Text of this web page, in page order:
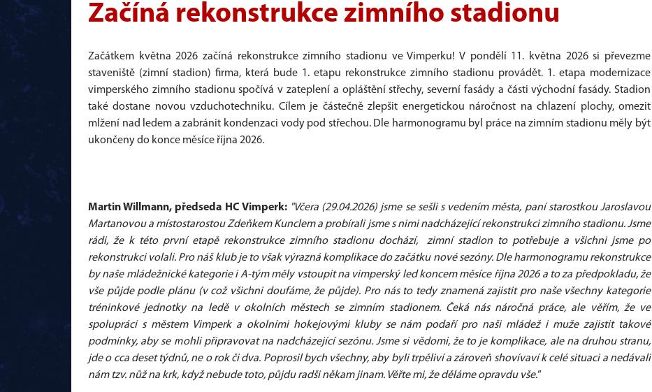
Začíná rekonstrukce zimního stadionu
Začátkem května 2026 začíná rekonstrukce zimního stadionu ve Vimperku! V pondělí 11. května 2026 si převezme
staveniště (zimní stadion) firma, která bude 1. etapu rekonstrukce zimního stadionu provádět. 1. etapa modernizace
vimperského zimního stadionu spočívá v zateplení a opláštění střechy, severní fasády a části východní fasády. Stadion
také dostane novou vzduchotechniku. Cílem je částečně zlepšit energetickou náročnost na chlazení plochy, omezit
mlžení nad ledem a zabránit kondenzaci vody pod střechou. Dle harmonogramu byl práce na zimním stadionu měly být
ukončeny do konce měsíce října 2026.
Martin Willmann, předseda HC Vimperk: "Včera (29.04.2026) jsme se sešli s vedením města, paní starostkou Jaroslavou
Martanovou a místostarostou Zdeňkem Kunclem a probírali jsme s nimi nadcházející rekonstrukci zimního stadionu. Jsme
rádi, že k této první etapě rekonstrukce zimního stadionu dochází, zimní stadion to potřebuje a všichni jsme po
rekonstrukci volali. Pro náš klub je to však výrazná komplikace do začátku nové sezóny. Dle harmonogramu rekonstrukce
by naše mládežnické kategorie i A-tým měly vstoupit na vimperský led koncem měsíce října 2026 a to za předpokladu, že
vše půjde podle plánu (v což všichni doufáme, že půjde). Pro nás to tedy znamená zajistit pro naše všechny kategorie
tréninkové jednotky na ledě v okolních městech se zimním stadionem. Čeká nás náročná práce, ale věřím, že ve
spolupráci s městem Vimperk a okolními hokejovými kluby se nám podaří pro naši mládež i muže zajistit takové
podmínky, aby se mohli připravovat na nadcházející sezónu. Jsme si vědomi, že to je komplikace, ale na druhou stranu,
jde o cca deset týdnů, ne o rok či dva. Poprosil bych všechny, aby byli trpěliví a zároveň shovívaví k celé situaci a nedávali
nám tzv. nůž na krk, když nebude toto, půjdu radši někam jinam. Věřte mi, že děláme opravdu vše."